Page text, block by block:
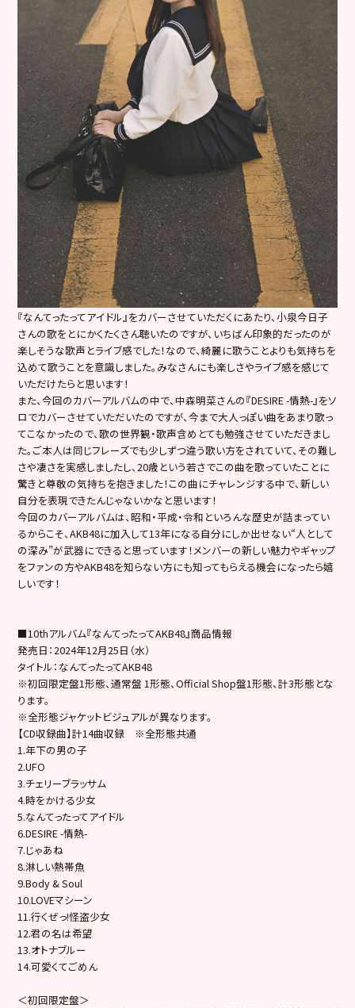
『なんてったってアイドル』をカバーさせていただくにあたり、小泉今日子
さんの歌をとにかくたくさん聴いたのですが、いちばん印象的だったのが
楽しそうな歌声とライブ感でした！なので、綺麗に歌うことよりも気持ちを
込めて歌うことを意識しました。みなさんにも楽しさやライブ感を感じて
いただけたらと思います！
また、今回のカバーアルバムの中で、中森明菜さんの『DESIRE -情熱-』をソ
ロでカバーさせていただいたのですが、今まで大人っぽい曲をあまり歌っ
てこなかったので、歌の世界観・歌声含めとても勉強させていただきまし
た。ご本人は同じフレーズでも少しずつ違う歌い方をされていて、その難し
さや凄さを実感しましたし、20歳という若さでこの曲を歌っていたことに
驚きと尊敬の気持ちを抱きました！この曲にチャレンジする中で、新しい
自分を表現できたんじゃないかなと思います！
今回のカバーアルバムは、昭和・平成・令和といろんな歴史が詰まってい
るからこそ、AKB48に加入して13年になる自分にしか出せない“人として
の深み”が武器にできると思っています！メンバーの新しい魅力やギャップ
をファンの方やAKB48を知らない方にも知ってもらえる機会になったら嬉
しいです！
■10thアルバム『なんてったってAKB48』商品情報
発売日：2024年12月25日（水）
タイトル：なんてったってAKB48
※初回限定盤1形態、通常盤 1形態、Official Shop盤1形態、計3形態とな
ります。
※全形態ジャケットビジュアルが異なります。
【CD収録曲】計14曲収録 ※全形態共通
1.年下の男の子
2.UFO
3.チェリーブラッサム
4.時をかける少女
5.なんてったってアイドル
6.DESIRE -情熱-
7.じゃあね
8.淋しい熱帯魚
9.Body & Soul
10.LOVEマシーン
11.行くぜっ!怪盗少女
12.君の名は希望
13.オトナブルー
14.可愛くてごめん
＜初回限定盤＞